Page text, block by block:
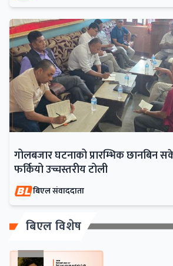
गोलबजार घटनाको प्रारम्भिक छानबिन
फर्कियो उच्चस्तरीय टोली
बिएल संवाददाता
बिएल विशेष